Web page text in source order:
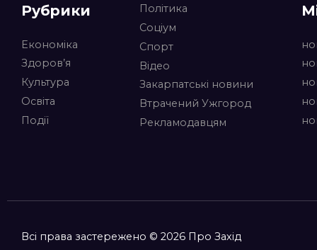
Рубрики
Економіка
Здоров’я
Культура
Освіта
Події
Політика
Соціум
Спорт
Відео
Закарпатські новини
Втрачений Ужгород
Рекламодавцям
Всі права застережено © 2026 Про Захід